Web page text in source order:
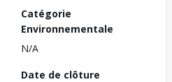
Catégorie
Environnementale
N/A
Date de clôture